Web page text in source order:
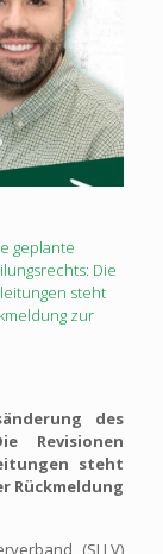
geplante
Die
steht
zur
des
Revisionen
steht
Rückmeldung
(SLLV)